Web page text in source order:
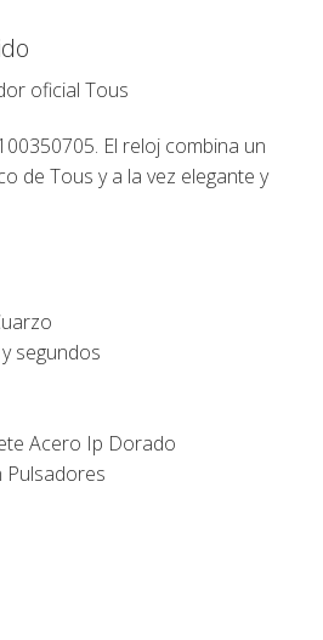
oficial Tous
El reloj combina un
de Tous y a la vez elegante y
segundos
Acero Ip Dorado
Pulsadores